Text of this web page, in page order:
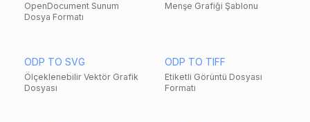
OpenDocument Sunum
Dosya Formatı
Menşe Grafiği Şablonu
ODP TO SVG
Ölçeklenebilir Vektör Grafik
Dosyası
ODP TO TIFF
Etiketli Görüntü Dosyası
Formatı